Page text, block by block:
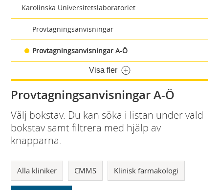
Karolinska Universitetslaboratoriet
Provtagningsanvisningar
Provtagningsanvisningar A-Ö
Visa fler
Provtagningsanvisningar A-Ö
Välj bokstav. Du kan söka i listan under vald
bokstav samt filtrera med hjälp av
knapparna.
Alla kliniker CMMS Klinisk farmakologi